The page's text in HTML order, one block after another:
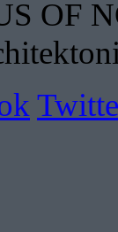
OF